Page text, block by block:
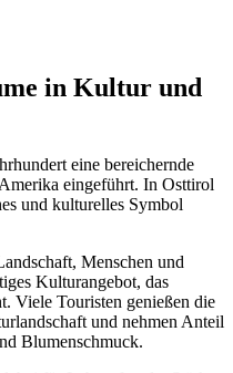
in Kultur und
eine bereichernde
eingeführt. In Osttirol
und kulturelles Symbol
Menschen und
Kulturangebot, das
Viele Touristen genießen die
und nehmen Anteil
Blumenschmuck.